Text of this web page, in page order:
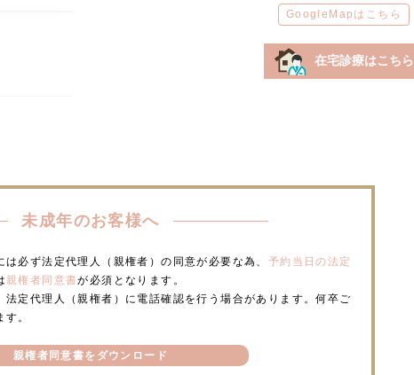
GoogleMapはこちら
在宅診療はこちら
未成年のお客様へ
必ず法定代理人（親権者）の同意が必要な為、 予約当日の法定
親権者同意書が必須となります。
定代理人（親権者）に電話確認を行う場合があります。何卒ご
。
親権者同意書をダウンロード